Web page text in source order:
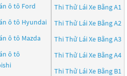
ô tô Ford
ô tô Hyundai
ô tô Mazda
ô tô
Thi Thử Lái Xe Bằng A1
Thi Thử Lái Xe Bằng A2
Thi Thử Lái Xe Bằng A3
Thi Thử Lái Xe Bằng A4
Thi Thử Lái Xe Bằng B1